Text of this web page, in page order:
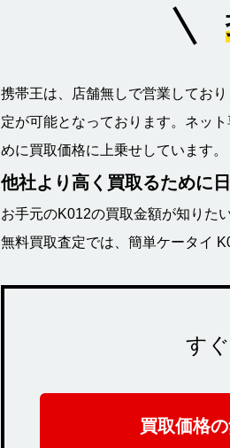
携帯王は、店舗無しで営業してお
定が可能となっております。ネッ
めに買取価格に上乗せしています。
他社より高く買取るために
お手元のK012の買取金額が知りた
無料買取査定では、簡単ケータイ
す
買取価格